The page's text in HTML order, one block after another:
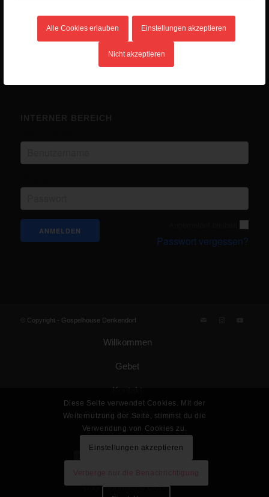
Alle Cookies erlauben Einstellungen akzeptieren
Nicht akzeptieren
Passwort vergessen?
© Copyright - Gospelhouse Denkendorf
Willkommen
Gebet
Kontakt
Datenschutzerklärung
Impressum
Gemeinde Gottes KdöR
Das monatliche Gebet
Diese Seite verwendet Cookies. Mit der
Weiternutzung der Seite, stimmst du die
Verwendung von Cookies zu.
Einstellungen akzeptieren
Verberge nur die Benachrichtigung